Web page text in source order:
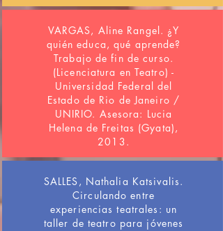
VARGAS, Aline Rangel. ¿Y
quién educa, qué aprende?
Trabajo de fin de curso.
(Licenciatura en Teatro) -
Universidad Federal del
Estado de Rio de Janeiro /
UNIRIO. Asesora: Lucia
Helena de Freitas (Gyata),
2013.
SALLES, Nathalia Katsivalis.
Circulando entre
experiencias teatrales: un
taller de teatro para jóvenes